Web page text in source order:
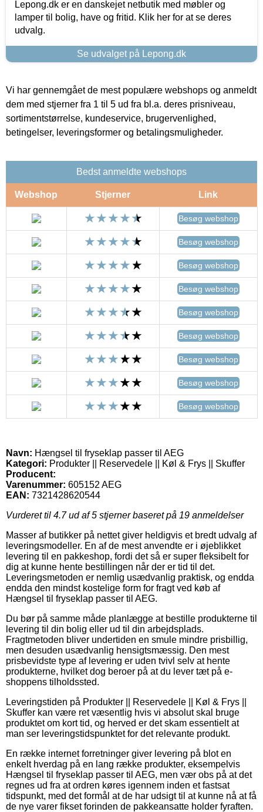
Lepong.dk er en danskejet netbutik med møbler og
lamper til bolig, have og fritid. Klik her for at se deres
udvalg.
Se udvalget på Lepong.dk
Vi har gennemgået de mest populære webshops og anmeldt
dem med stjerner fra 1 til 5 ud fra bl.a. deres prisniveau,
sortimentstørrelse, kundeservice, brugervenlighed,
betingelser, leveringsformer og betalingsmuligheder.
Bedst anmeldte webshops
Webshop Stjerner Link
Besøg webshop
Besøg webshop
Besøg webshop
Besøg webshop
Besøg webshop
Besøg webshop
Besøg webshop
Besøg webshop
Besøg webshop
Navn: Hængsel til fryseklap passer til AEG
Kategori: Produkter || Reservedele || Køl & Frys || Skuffer
Producent:
Varenummer: 605152 AEG
EAN: 7321428620544
Vurderet til 4.7ud af 5 stjerner baseret på 19 anmeldelser
Masser af butikker på nettet giver heldigvis et bredt udvalg af
leveringsmodeller. En af de mest anvendte er i øjeblikket
levering til en pakkeshop, fordi det så er super fleksibelt for
dig at kunne hente bestillingen når der er tid til det.
Leveringsmetoden er nemlig usædvanlig praktisk, og endda
endda den mindst kostelige form for fragt ved køb af
Hængsel til fryseklap passer til AEG.
Du bør på samme måde planlægge at bestille produkterne til
levering til din bolig eller ud til din arbejdsplads.
Fragtmetoden bliver undertiden en smule mindre prisbillig,
men desuden usædvanlig hensigtsmæssig. Den mest
prisbevidste type af levering er uden tvivl selv at hente
produkterne, hvilket dog beroer på at du lever tæt på e-
shoppens tilholdssted.
Leveringstiden på Produkter || Reservedele || Køl & Frys ||
Skuffer kan være ret væsentlig hvis vi absolut skal bruge
produktet om kort tid, og herved er det skam essentielt at
man ser leveringstidspunktet for det relevante produkt.
En række internet forretninger giver levering på blot en
enkelt hverdag på en lang række produkter, eksempelvis
Hængsel til fryseklap passer til AEG, men vær obs på at det
regnes ud fra at ordren køres igennem inden et fastsat
tidspunkt, med det formål at de har udsigt til at kunne nå at få
de nye varer fikset forinden de pakkeansatte holder fyraften.